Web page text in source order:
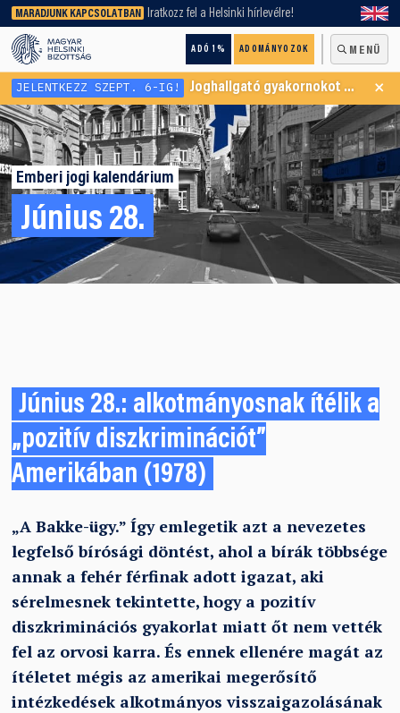
MARADJUNK KAPCSOLATBAN Iratkozz fel a Helsinki hírlevélre!
ADÓ 1% ADOMÁNYOZOK MENÜ
keresőnket!
JELENTKEZZ SZEPT. 6-IG! Joghallgató gyakornokot keresünk Menekültügyi Programunkba ×
Emberi jogi kalendárium
Június 28.
Június 28.: alkotmányosnak ítélik a
„pozitív diszkriminációt”
Amerikában (1978)
„A Bakke-ügy.” Így emlegetik azt a nevezetes
legfelső bírósági döntést, ahol a bírák többsége
annak a fehér férfinak adott igazat, aki
sérelmesnek tekintette, hogy a pozitív
diszkriminációs gyakorlat miatt őt nem vették
fel az orvosi karra. És ennek ellenére magát az
ítéletet mégis az amerikai megerősítő
intézkedések alkotmányos visszaigazolásának